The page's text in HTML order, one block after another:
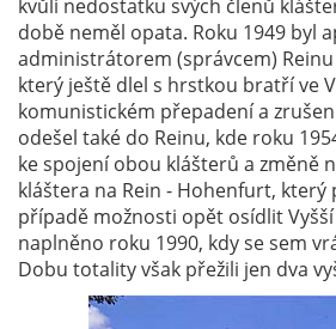
kvůli nedostatku svých členů
době neměl opata. Roku 1949 byl
administrátorem (správcem) Reinu
který ještě dlel s hrstkou bratří ve
komunistickém přepadení a
odešel také do Reinu, kde roku
ke spojení obou klášterů a změně
kláštera na Rein - Hohenfurt, který
případě možnosti opět osídlit
naplněno roku 1990, kdy se sem
Dobu totality však přežili jen dva